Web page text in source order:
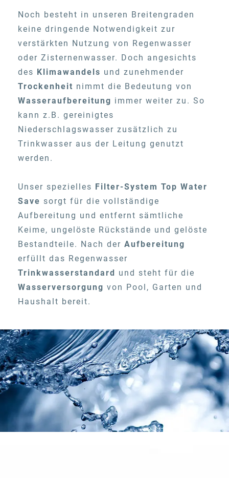
Noch besteht in unseren Breitengraden
keine dringende Notwendigkeit zur
verstärkten Nutzung von Regenwasser
oder Zisternenwasser. Doch angesichts
des Klimawandels und zunehmender
Trockenheit nimmt die Bedeutung von
Wasseraufbereitung immer weiter zu. So
kann z.B. gereinigtes
Niederschlagswasser zusätzlich zu
Trinkwasser aus der Leitung genutzt
werden.
Unser spezielles Filter-System Top Water
Save sorgt für die vollständige
Aufbereitung und entfernt sämtliche
Keime, ungelöste Rückstände und gelöste
Bestandteile. Nach der Aufbereitung
erfüllt das Regenwasser
Trinkwasserstandard und steht für die
Wasserversorgung von Pool, Garten und
Haushalt bereit.